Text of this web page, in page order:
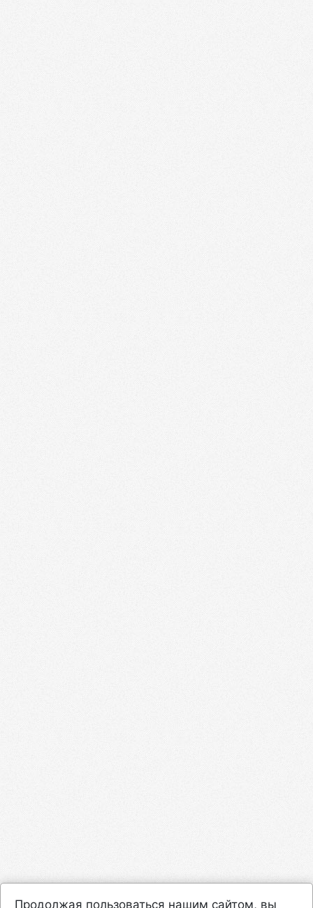
Продолжая пользоваться нашим сайтом, вы